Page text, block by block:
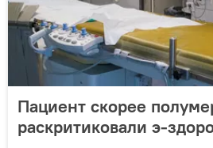
Пациент скорее
раскритиковали э-